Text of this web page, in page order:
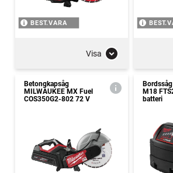
BEST.VARA
Visa
Betongkapsåg
MILWAUKEE MX Fuel
COS350G2-802 72 V
M18
batteri